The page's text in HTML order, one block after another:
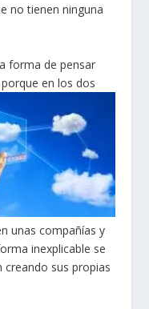
no tienen ninguna
forma de pensar
en los dos
unas compañías y
inexplicable se
sus propias